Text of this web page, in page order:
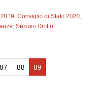
,Consiglio di Stato 2020,
,Sezioni Diritto
87 88 89